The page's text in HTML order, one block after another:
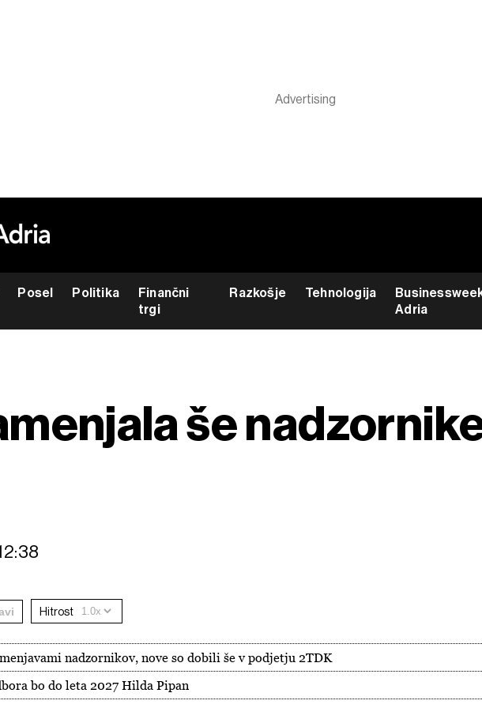
Posel Politika
Finančni
trgi
Razkošje Tehnologija
Adria
še
Hitrost
nadzornikov, nove so dobili še v podjetju 2TDK
bo do leta 2027 Hilda Pipan